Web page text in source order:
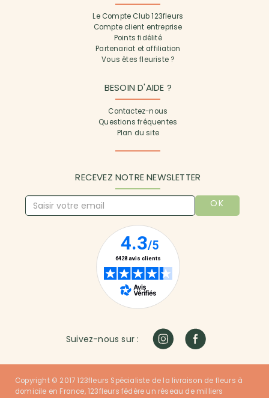
Le Compte Club 123fleurs
Compte client entreprise
Points fidélité
Partenariat et affiliation
Vous êtes fleuriste ?
BESOIN D'AIDE ?
Contactez-nous
Questions fréquentes
Plan du site
RECEVEZ NOTRE NEWSLETTER
OK
Suivez-nous sur :
Copyright © 2017 123fleurs Spécialiste de la livraison de fleurs à
domicile en France, 123fleurs fédère un réseau de milliers